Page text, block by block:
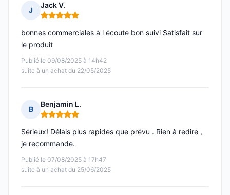
J
Jack V.
Note : 5 sur 5
Publié le 09/08/2025 à 14h42
suite à un achat du 22/05/2025
bonnes commerciales à l écoute bon suivi Satisfait sur
le produit
B
Benjamin L.
Note : 5 sur 5
Publié le 07/08/2025 à 17h47
suite à un achat du 25/06/2025
Sérieux! Délais plus rapides que prévu . Rien à redire ,
je recommande.